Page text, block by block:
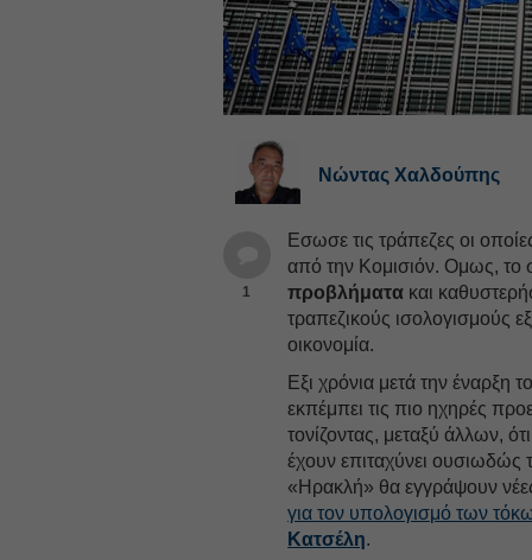
Νώντας Χαλδούπης
1
Εσωσε τις τράπεζες οι
από την Κομισιόν. Ομως, το
προβλήματα και
τραπεζικούς ισολογισμούς
οικονομία.
Εξι χρόνια μετά την έναρξη
εκπέμπει τις πιο ηχηρές
τονίζοντας, μεταξύ άλλων,
έχουν επιταχύνει ουσιωδώς
«Ηρακλή» θα εγγράψουν
για τον υπολογισμό των
Κατσέλη.